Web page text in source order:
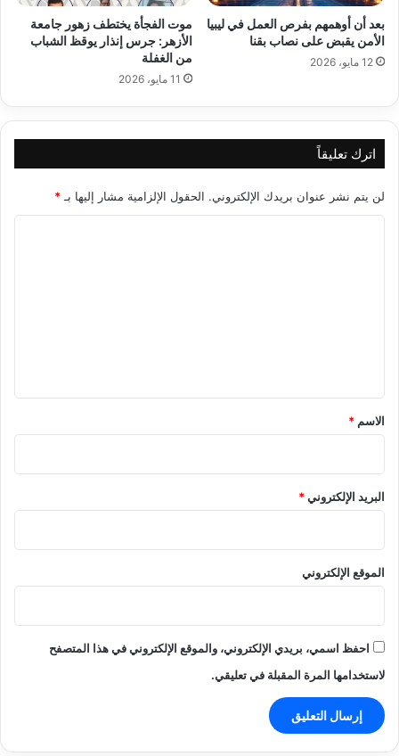
بعد أن أوهمهم بفرص العمل في ليبيا
الأمن يقبض على نصاب بقنا
12 مايو، 2026
موت الفجأة يختطف زهور جامعة
الأزهر: جرس إنذار يوقظ الشباب
من الغفلة
11 مايو، 2026
اترك تعليقاً
لن يتم نشر عنوان بريدك الإلكتروني. الحقول الإلزامية مشار إليها بـ *
*
الاسم *
البريد الإلكتروني*
الموقع الإلكتروني
احفظ اسمي، بريدي الإلكتروني، والموقع الإلكتروني في هذا المتصفح
لاستخدامها المرة المقبلة في تعليقي.